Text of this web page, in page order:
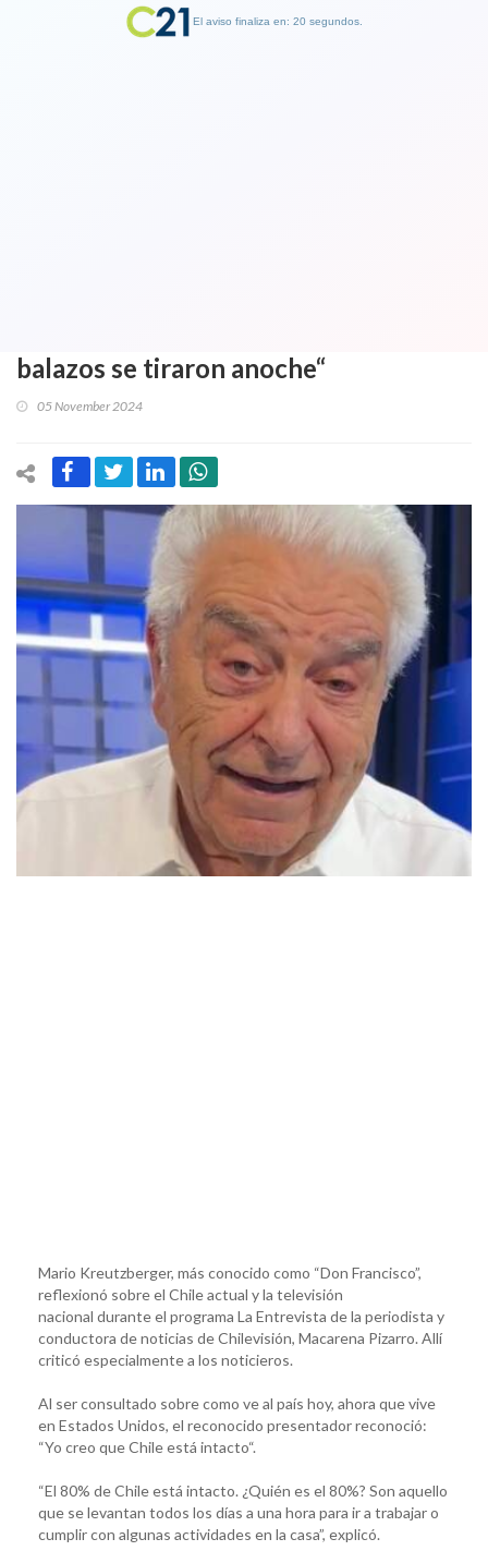
balazos se tiraron anoche“
05 November 2024
Mario Kreutzberger, más conocido como “Don Francisco”,
reflexionó sobre el Chile actual y la televisión
nacional durante el programa La Entrevista de la periodista y
conductora de noticias de Chilevisión, Macarena Pizarro. Allí
criticó especialmente a los noticieros.
Al ser consultado sobre como ve al país hoy, ahora que vive
en Estados Unidos, el reconocido presentador reconoció:
“Yo creo que Chile está intacto“.
“El 80% de Chile está intacto. ¿Quién es el 80%? Son aquello
que se levantan todos los días a una hora para ir a trabajar o
cumplir con algunas actividades en la casa”, explicó.
El aviso finaliza en: 19 segundos.